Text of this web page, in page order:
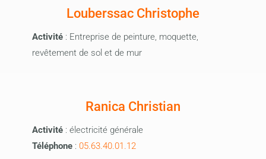
Louberssac Christophe
Activité : Entreprise de peinture, moquette,
revêtement de sol et de mur
Ranica Christian
Activité : électricité générale
Téléphone : 05.63.40.01.12